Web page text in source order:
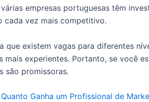
empresas portuguesas têm
cada vez mais competitivo.
que existem vagas para diferentes
mais experientes. Portanto, se você
são promissoras.
Quanto Ganha um Profissional de